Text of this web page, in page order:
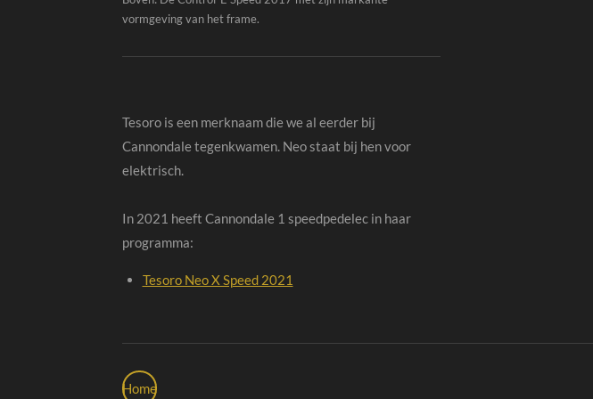
vormgeving van het frame.
Tesoro is een merknaam die we al eerder bij
Cannondale tegenkwamen. Neo staat bij hen voor
elektrisch.
In 2021 heeft Cannondale 1 speedpedelec in haar
programma:
Tesoro Neo X Speed 2021
Home